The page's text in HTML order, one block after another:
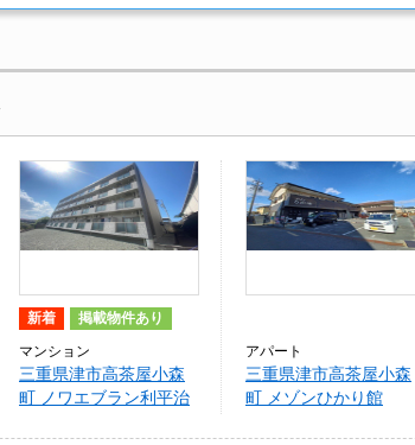
新着 掲載物件あり
マンション
三重県津市高茶屋小森
町 ノワエブラン利平治
アパート
三重県津市高茶屋小森
町 メゾンひかり館